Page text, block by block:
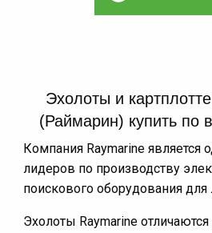
Эхолоты и
(Раймарин) купить по
Компания Raymarine
лидеров по производству
поискового оборудования для
Эхолоты Raymarine